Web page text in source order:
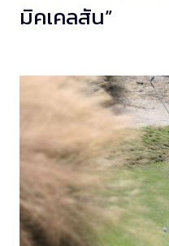
มิคเคลสัน”